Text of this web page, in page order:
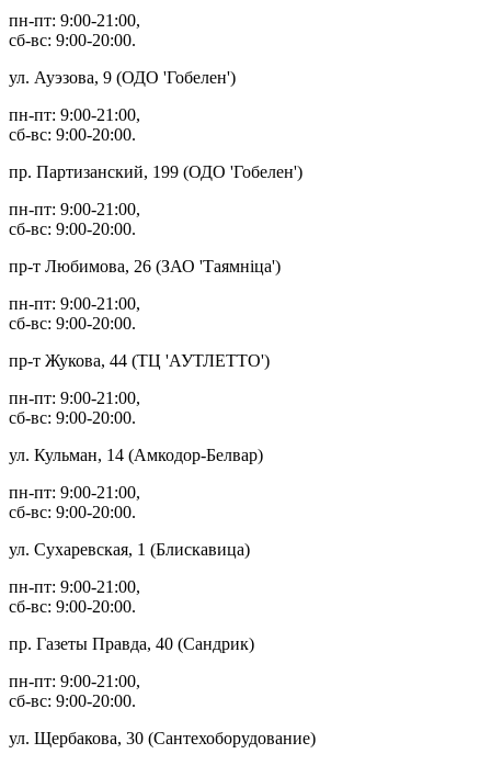
пн-пт: 9:00-21:00,
сб-вс: 9:00-20:00.
ул. Ауэзова, 9 (ОДО 'Гобелен')
пн-пт: 9:00-21:00,
сб-вс: 9:00-20:00.
пр. Партизанский, 199 (ОДО 'Гобелен')
пн-пт: 9:00-21:00,
сб-вс: 9:00-20:00.
пр-т Любимова, 26 (ЗАО 'Таямнiца')
пн-пт: 9:00-21:00,
сб-вс: 9:00-20:00.
пр-т Жукова, 44 (ТЦ 'АУТЛЕТТО')
пн-пт: 9:00-21:00,
сб-вс: 9:00-20:00.
ул. Кульман, 14 (Амкодор-Белвар)
пн-пт: 9:00-21:00,
сб-вс: 9:00-20:00.
ул. Сухаревская, 1 (Блискавица)
пн-пт: 9:00-21:00,
сб-вс: 9:00-20:00.
пр. Газеты Правда, 40 (Сандрик)
пн-пт: 9:00-21:00,
сб-вс: 9:00-20:00.
ул. Щербакова, 30 (Сантехоборудование)